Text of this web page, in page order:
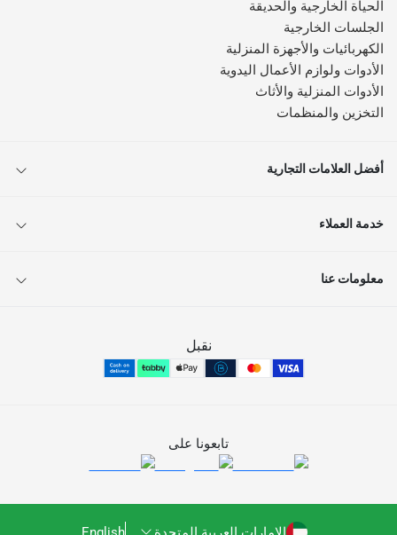
الحياة الخارجية والحديقة
الجلسات الخارجية
الكهربائيات والأجهزة المنزلية
الأدوات ولوازم الأعمال اليدوية
الأدوات المنزلية والأثاث
التخزين والمنظمات
أفضل العلامات التجارية
خدمة العملاء
معلومات عنا
نقبل
تابعونا على